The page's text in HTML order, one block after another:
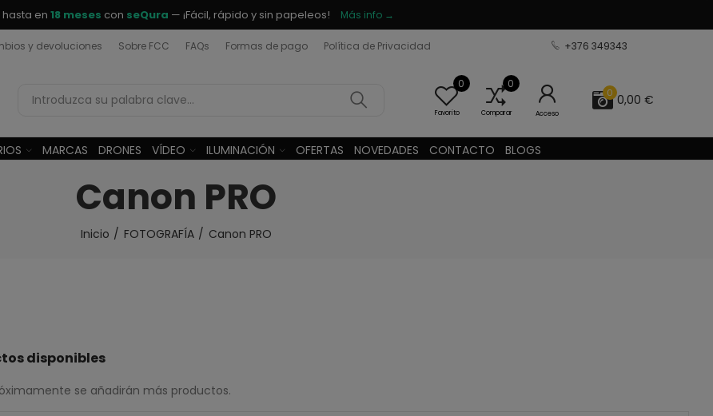
hasta en 18 meses con seQura — ¡Fácil, rápido y sin papeleos! Más info →
y devoluciones Sobre FCC FAQs Formas de pago Política de Privacidad +376 349343
0
Favorito
0
Comparar Acceso
0 0,00 €
MARCAS DRONES VÍDEO ILUMINACIÓN OFERTAS NOVEDADES CONTACTO BLOGS
Canon PRO
Inicio FOTOGRAFÍA Canon PRO
disponibles
se añadirán más productos.